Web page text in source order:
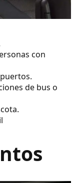
con
de bus o